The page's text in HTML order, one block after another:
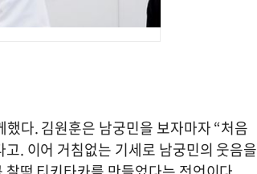
다. 김원훈은 남궁민을 보자마자 “처음
. 이어 거침없는 기세로 남궁민의 웃음을